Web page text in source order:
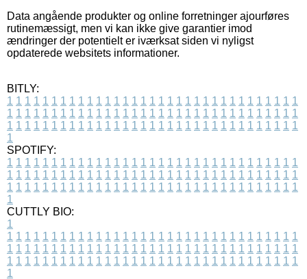
Data angående produkter og online forretninger ajourføres
rutinemæssigt, men vi kan ikke give garantier imod
ændringer der potentielt er iværksat siden vi nyligst
opdaterede websitets informationer.
BITLY:
1 1 1 1 1 1 1 1 1 1 1 1 1 1 1 1 1 1 1 1 1 1 1 1 1 1 1 1 1 1 1 1 1
1 1 1 1 1 1 1 1 1 1 1 1 1 1 1 1 1 1 1 1 1 1 1 1 1 1 1 1 1 1 1 1 1
1 1 1 1 1 1 1 1 1 1 1 1 1 1 1 1 1 1 1 1 1 1 1 1 1 1 1 1 1 1 1 1 1
1
SPOTIFY:
1 1 1 1 1 1 1 1 1 1 1 1 1 1 1 1 1 1 1 1 1 1 1 1 1 1 1 1 1 1 1 1 1
1 1 1 1 1 1 1 1 1 1 1 1 1 1 1 1 1 1 1 1 1 1 1 1 1 1 1 1 1 1 1 1 1
1 1 1 1 1 1 1 1 1 1 1 1 1 1 1 1 1 1 1 1 1 1 1 1 1 1 1 1 1 1 1 1 1
1
CUTTLY BIO:
1
1 1 1 1 1 1 1 1 1 1 1 1 1 1 1 1 1 1 1 1 1 1 1 1 1 1 1 1 1 1 1 1 1
1 1 1 1 1 1 1 1 1 1 1 1 1 1 1 1 1 1 1 1 1 1 1 1 1 1 1 1 1 1 1 1 1
1 1 1 1 1 1 1 1 1 1 1 1 1 1 1 1 1 1 1 1 1 1 1 1 1 1 1 1 1 1 1 1 1
1